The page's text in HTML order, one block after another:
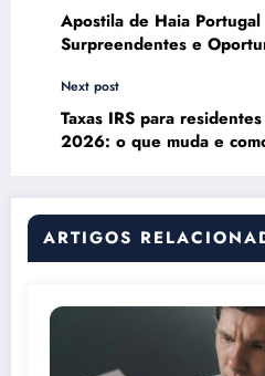
Apostila de Haia
Surpreendentes e
Next post
Taxas IRS para
2026: o que muda e
ARTIGOS